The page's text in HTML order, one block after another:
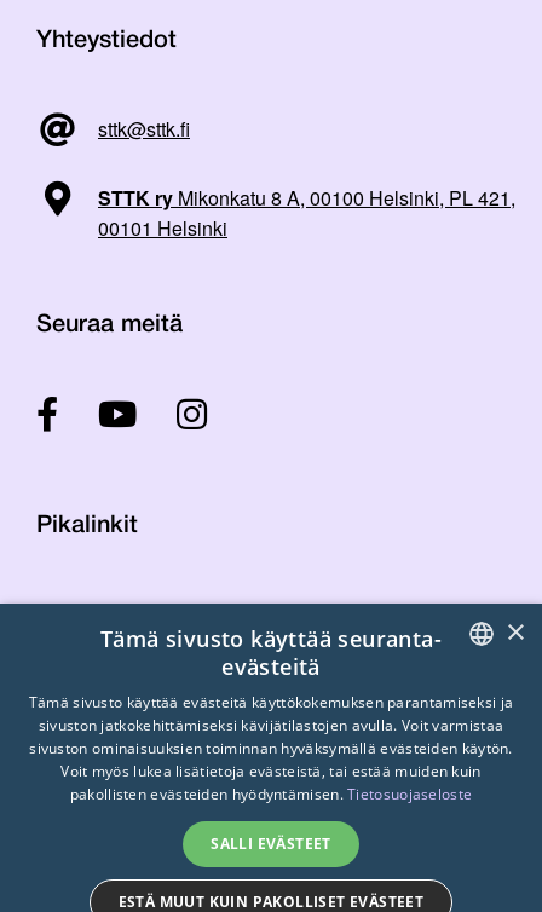
Yhteystiedot
sttk@sttk.fi
STTK ry Mikonkatu 8 A, 00100 Helsinki, PL 421,
00101 Helsinki
Seuraa meitä
Pikalinkit
Laskutustiedot
Tietosuojaseloste
Turvallisemman tilan periaatteet
FINNISH
SWEDISH
×
Tämä sivusto käyttää seuranta-
evästeitä
Tämä sivusto käyttää evästeitä käyttökokemuksen parantamiseksi ja
sivuston jatkokehittämiseksi kävijätilastojen avulla. Voit varmistaa
sivuston ominaisuuksien toiminnan hyväksymällä evästeiden käytön.
Voit myös lukea lisätietoja evästeistä, tai estää muiden kuin
pakollisten evästeiden hyödyntämisen.Tietosuojaseloste
SALLI EVÄSTEET
ESTÄ MUUT KUIN PAKOLLISET EVÄSTEET